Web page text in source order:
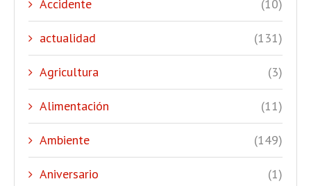
Accidente (10)
actualidad (131)
Agricultura (3)
Alimentación (11)
Ambiente (149)
Aniversario (1)